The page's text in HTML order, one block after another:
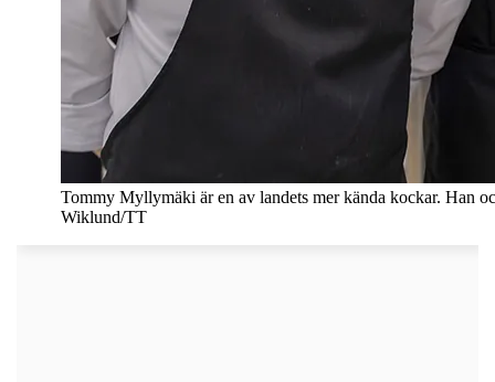
Tommy Myllymäki är en av landets mer kända kockar. Han
Wiklund/TT